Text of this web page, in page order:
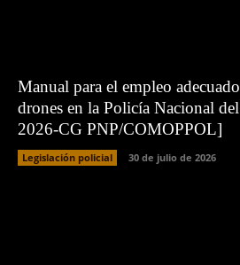
Manual para el empleo
drones en la Policía Nacional
2026-CG PNP/COMOPPOL]
Legislación policial 30 de julio de 2026